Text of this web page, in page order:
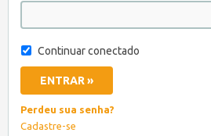
Continuar conectado
Perdeu sua senha?
Cadastre-se